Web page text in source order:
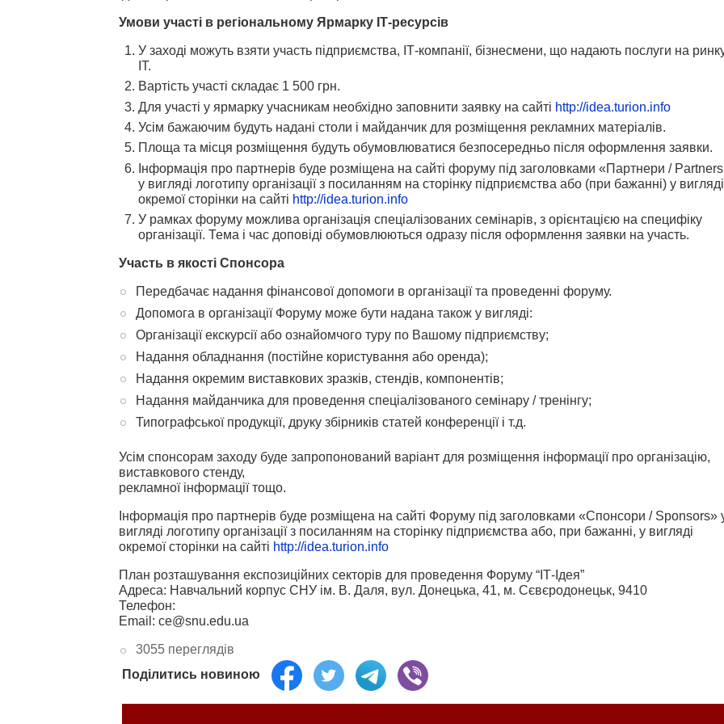
Умови участі в регіональному Ярмарку ІТ-ресурсів
У заході можуть взяти участь підприємства, ІТ-компанії, бізнесмени, що надають послуги на
ІТ.
Вартість участі складає 1 500 грн.
Для участі у ярмарку учасникам необхідно заповнити заявку на сайті http://idea.turion.info
Усім бажаючим будуть надані столи і майданчик для розміщення рекламних матеріалів.
Площа та місця розміщення будуть обумовлюватися безпосередньо після оформлення заявки.
Інформація про партнерів буде розміщена на сайті форуму під заголовками «Партнери /
у вигляді логотипу організації з посиланням на сторінку підприємства або (при бажанні) у вигляді
окремої сторінки на сайті http://idea.turion.info
У рамках форуму можлива організація спеціалізованих семінарів, з орієнтацією на специфіку
організації. Тема і час доповіді обумовлюються одразу після оформлення заявки на участь.
Участь в якості Спонсора
Передбачає надання фінансової допомоги в організації та проведенні форуму.
Допомога в організації Форуму може бути надана також у вигляді:
Організації екскурсії або ознайомчого туру по Вашому підприємству;
Надання обладнання (постійне користування або оренда);
Надання окремим виставкових зразків, стендів, компонентів;
Надання майданчика для проведення спеціалізованого семінару / тренінгу;
Типографської продукції, друку збірників статей конференції і т.д.
Усім спонсорам заходу буде запропонований варіант для розміщення інформації про організацію,
виставкового стенду,
рекламної інформації тощо.
Інформація про партнерів буде розміщена на сайті Форуму під заголовками «Спонсори / Sponsors»
вигляді логотипу організації з посиланням на сторінку підприємства або, при бажанні, у вигляді
окремої сторінки на сайті http://idea.turion.info
План розташування експозиційних секторів для проведення Форуму “ІТ-Ідея”
Адреса: Навчальний корпус СНУ ім. В. Даля, вул. Донецька, 41, м. Сєвєродонецьк, 9410
Телефон:
Email: ce@snu.edu.ua
3055 переглядів
Поділитись новиною